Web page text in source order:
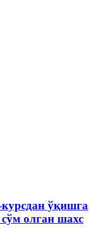
ўқишга
олган шахс